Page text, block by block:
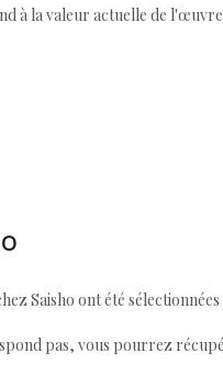
à la valeur actuelle de
Saisho ont été
pas, vous pourrez